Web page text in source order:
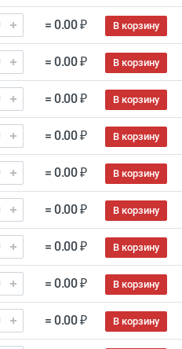
= 0.00 ₽ В корзину
= 0.00 ₽ В корзину
= 0.00 ₽ В корзину
= 0.00 ₽ В корзину
= 0.00 ₽ В корзину
= 0.00 ₽ В корзину
= 0.00 ₽ В корзину
= 0.00 ₽ В корзину
= 0.00 ₽ В корзину